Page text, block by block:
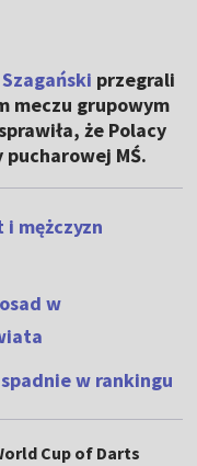
przegrali
meczu grupowym
że Polacy
MŚ.
i mężczyzn
w
w rankingu
Cup of Darts